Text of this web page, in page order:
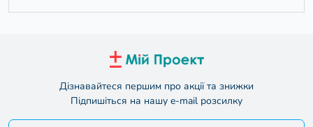
Дізнавайтеся першим про акції та знижки
Підпишіться на нашу e-mail розсилку